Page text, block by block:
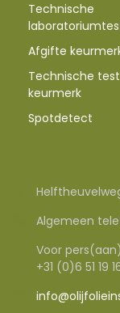
Technische
Afgifte
Technische
keurmerk
Spotdetect
Algemeen
Voor
+31 (0)6 51 19